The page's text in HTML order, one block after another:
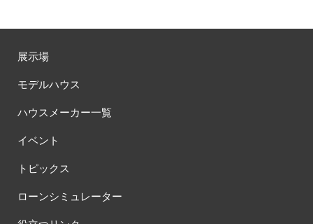
展示場
モデルハウス
ハウスメーカー一覧
イベント
トピックス
ローンシミュレーター